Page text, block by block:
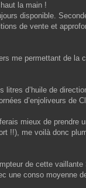
la main !
disponible.
de vente et
me permettant de la
litres d’huile de
d’enjoliveurs de
mieux de prendre
!!), me voilà donc
de cette
une conso moyenne